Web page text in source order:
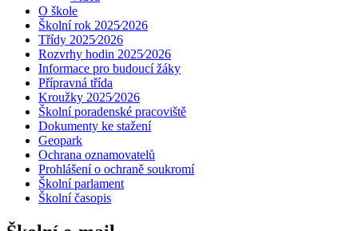
O škole
Školní rok 2025⁄2026
Třídy 2025⁄2026
Rozvrhy hodin 2025⁄2026
Informace pro budoucí žáky
Přípravná třída
Kroužky 2025⁄2026
Školní poradenské pracoviště
Dokumenty ke stažení
Geopark
Ochrana oznamovatelů
Prohlášení o ochraně soukromí
Školní parlament
Školní časopis